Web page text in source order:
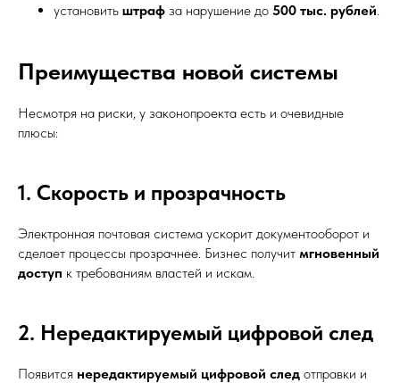
установить штраф за нарушение до 500 тыс. рублей.
Преимущества новой системы
Несмотря на риски, у законопроекта есть и очевидные
плюсы:
1. Скорость и прозрачность
Электронная почтовая система ускорит документооборот и
сделает процессы прозрачнее. Бизнес получит мгновенный
доступ к требованиям властей и искам.
2. Нередактируемый цифровой след
Появится нередактируемый цифровой след отправки и